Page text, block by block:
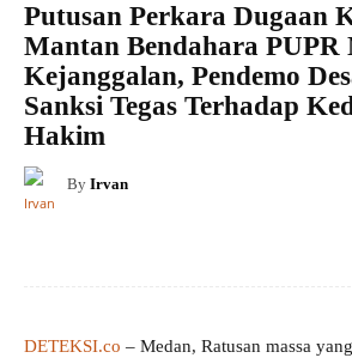
Putusan Perkara Dugaan
Mantan Bendahara PUPR
Kejanggalan, Pendemo
Sanksi Tegas Terhadap
Hakim
By Irvan
DETEKSI.co – Medan, Ratusan massa